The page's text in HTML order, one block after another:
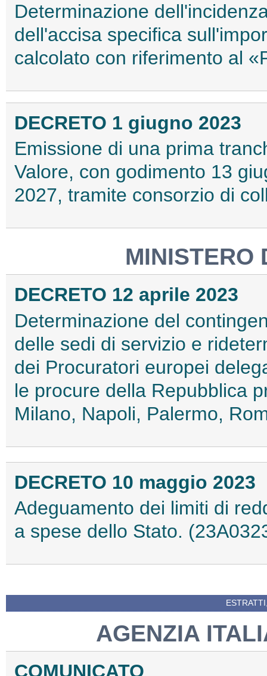
Determinazione
dell'accisa specifica
calcolato con riferimento al
DECRETO 1 giugno 2023
Emissione di una prima
Valore, con godimento 13
2027, tramite consorzio di
MINISTERO
DECRETO 12 aprile 2023
Determinazione del
delle sedi di servizio e
dei Procuratori europei
le procure della Repubblica
Milano, Napoli, Palermo,
DECRETO 10 maggio 2023
Adeguamento dei limiti di
a spese dello Stato.
AGENZIA
COMUNICATO